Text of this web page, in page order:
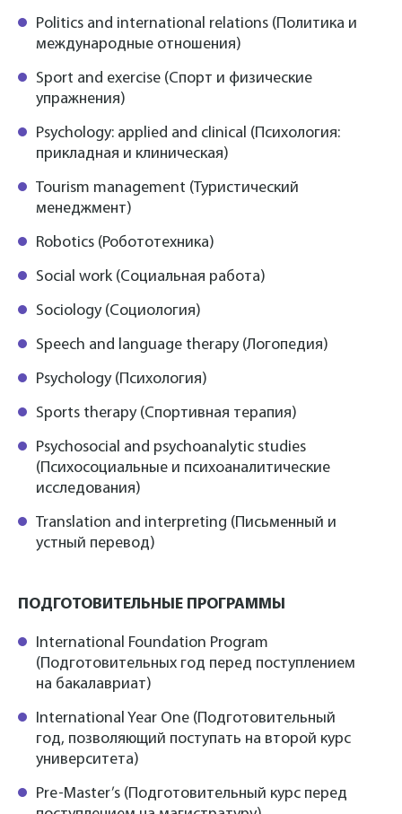
Politics and international relations (Политика и
международные отношения)
Sport and exercise (Спорт и физические
упражнения)
Psychology: applied and clinical (Психология:
прикладная и клиническая)
Tourism management (Туристический
менеджмент)
Robotics (Робототехника)
Social work (Социальная работа)
Sociology (Социология)
Speech and language therapy (Логопедия)
Psychology (Психология)
Sports therapy (Спортивная терапия)
Psychosocial and psychoanalytic studies
(Психосоциальные и психоаналитические
исследования)
Translation and interpreting (Письменный и
устный перевод)
ПОДГОТОВИТЕЛЬНЫЕ ПРОГРАММЫ
International Foundation Program
(Подготовительных год перед поступлением
на бакалавриат)
International Year One (Подготовительный
год, позволяющий поступать на второй курс
университета)
Pre-Master’s (Подготовительный курс перед